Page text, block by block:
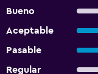
Bueno
Aceptable
Pasable
Regular